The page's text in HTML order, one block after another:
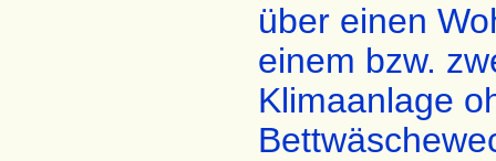
über einen
einem bzw.
Klimaanlage